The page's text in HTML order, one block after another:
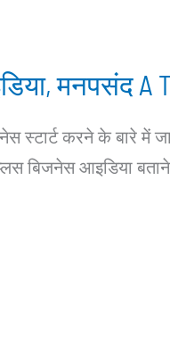
मनपसंद A
स्टार्ट करने के बारे में
बिजनेस आइडिया